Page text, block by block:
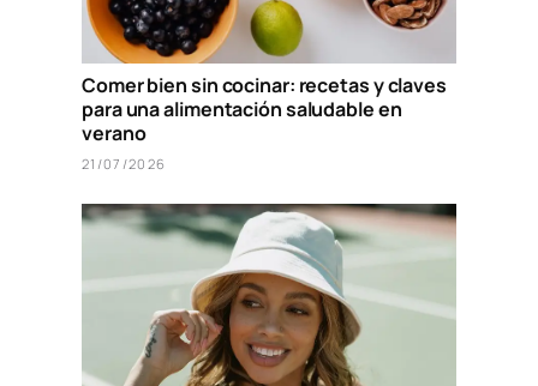
Comer bien sin cocinar: recetas y claves
para una alimentación saludable en
verano
21/07/2026